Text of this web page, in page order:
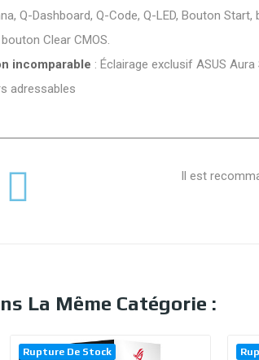
Q-Dashboard, Q-Code, Q-LED, Bouton Start,
Clear CMOS.
incomparable : Éclairage exclusif ASUS Aura
adressables
Il est
La Même Catégorie :
Rupture De Stock